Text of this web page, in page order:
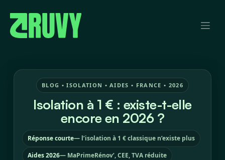
BLOG • ISOLATION • AIDES • FRANCE • 2026
Isolation à 1 € : existe-t-elle
encore en 2026 ?
Réponse courte— l’isolation à 1 € classique n’existe plus
Aides 2026— MaPrimeRénov’, CEE, TVA réduite